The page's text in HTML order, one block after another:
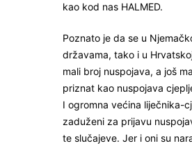
kao kod nas HALMED.
Poznato je da se u
državama, tako i u
mali broj nuspojava, a još
priznat kao nuspojava
I ogromna većina liječnika-
zaduženi za prijavu
te slučajeve. Jer i oni su